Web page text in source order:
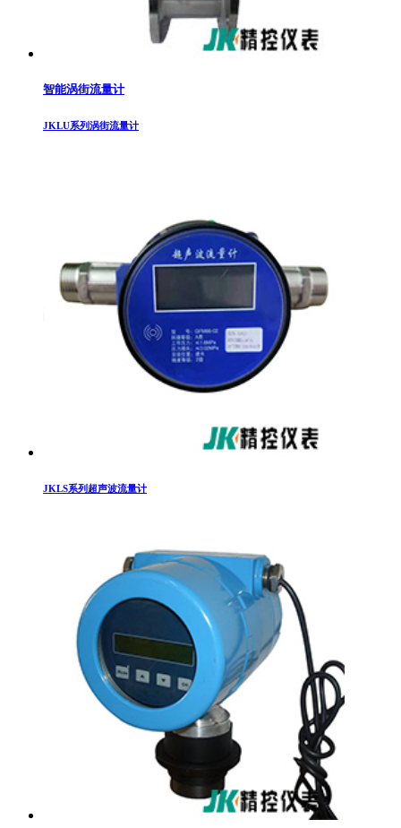
智能涡街流量计
JKLU系列涡街流量计
JKLS系列超声波流量计